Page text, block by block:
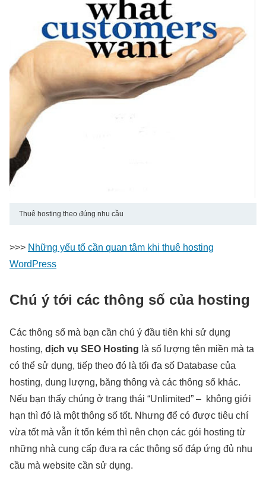
Thuê hosting theo đúng nhu cầu
>>> Những yếu tố cần quan tâm khi thuê hosting
WordPress
Chú ý tới các thông số của hosting
Các thông số mà bạn cần chú ý đầu tiên khi sử dụng
hosting, dịch vụ SEO Hosting là số lượng tên miền mà ta
có thể sử dụng, tiếp theo đó là tối đa số Database của
hosting, dung lượng, băng thông và các thông số khác.
Nếu bạn thấy chúng ở trạng thái “Unlimited” – không giới
hạn thì đó là một thông số tốt. Nhưng để có được tiêu chí
vừa tốt mà vẫn ít tốn kém thì nên chọn các gói hosting từ
những nhà cung cấp đưa ra các thông số đáp ứng đủ nhu
cầu mà website cần sử dụng.